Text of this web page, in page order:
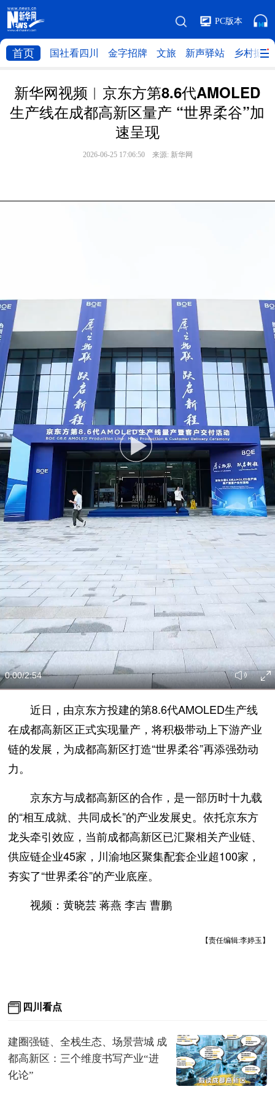
PC版本
首页 国社看四川 金字招牌 文旅 新声驿站 乡村振兴
新华网视频︱京东方第8.6代AMOLED
生产线在成都高新区量产 “世界柔谷”加
速呈现
2026-06-25 17:06:50 来源: 新华网
0:00/2:54
近日，由京东方投建的第8.6代AMOLED生产线
在成都高新区正式实现量产，将积极带动上下游产业
链的发展，为成都高新区打造“世界柔谷”再添强劲动
力。
京东方与成都高新区的合作，是一部历时十九载
的“相互成就、共同成长”的产业发展史。依托京东方
龙头牵引效应，当前成都高新区已汇聚相关产业链、
供应链企业45家，川渝地区聚集配套企业超100家，
夯实了“世界柔谷”的产业底座。
视频：黄晓芸 蒋燕 李吉 曹鹏
【责任编辑:李婷玉】